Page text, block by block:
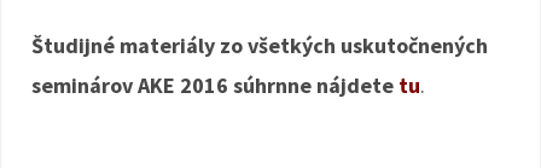
Študijné materiály zo všetkých uskutočnených
seminárov AKE 2016 súhrnne nájdete tu.